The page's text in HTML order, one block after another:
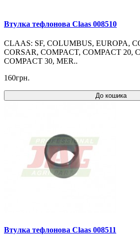
Втулка тефлонова Claas 008510
CLAAS: SF, COLUMBUS, EUROPA,
CORSAR, COMPACT, COMPACT 20,
COMPACT 30, MER..
160грн.
До кошика
Втулка тефлонова Claas 008511